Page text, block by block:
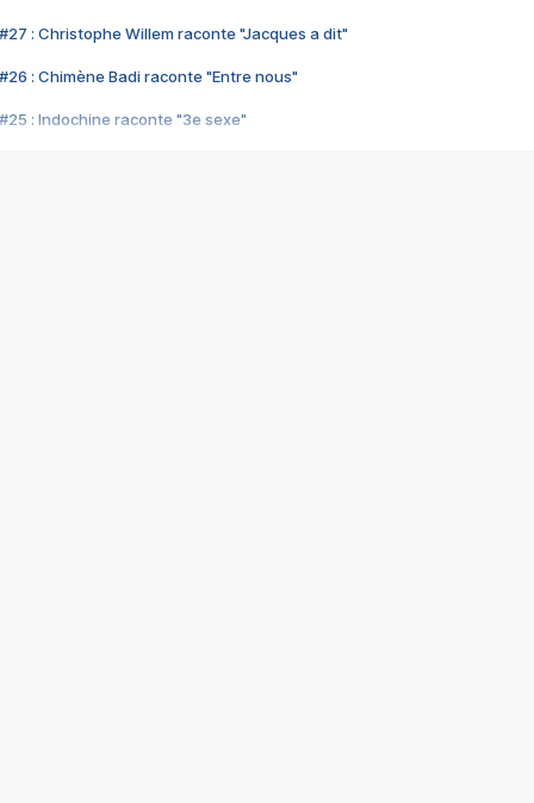
#27 : Christophe Willem raconte "Jacques a dit"
#26 : Chimène Badi raconte "Entre nous"
#25 : Indochine raconte "3e sexe"